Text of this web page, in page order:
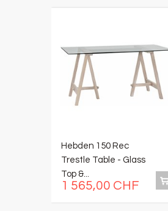
Hebden 150 Rec
Trestle Table - Glass
Top &...
1 565,00 CHF